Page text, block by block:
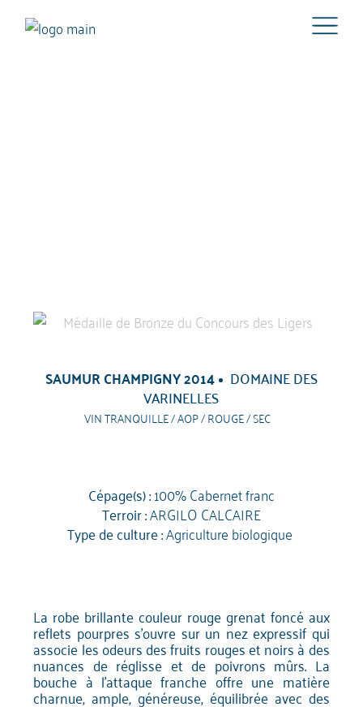
SAUMUR CHAMPIGNY 2014 DOMAINE DES
VARINELLES
VIN TRANQUILLE / AOP / ROUGE / SEC
Cépage(s) :100% Cabernet franc
Terroir :ARGILO CALCAIRE
Type de culture :Agriculture biologique
La robe brillante couleur rouge grenat foncé aux
reflets pourpres s'ouvre sur un nez expressif qui
associe les odeurs des fruits rouges et noirs à des
nuances de réglisse et de poivrons mûrs. La
bouche à l'attaque franche offre une matière
charnue, ample, généreuse, équilibrée avec des